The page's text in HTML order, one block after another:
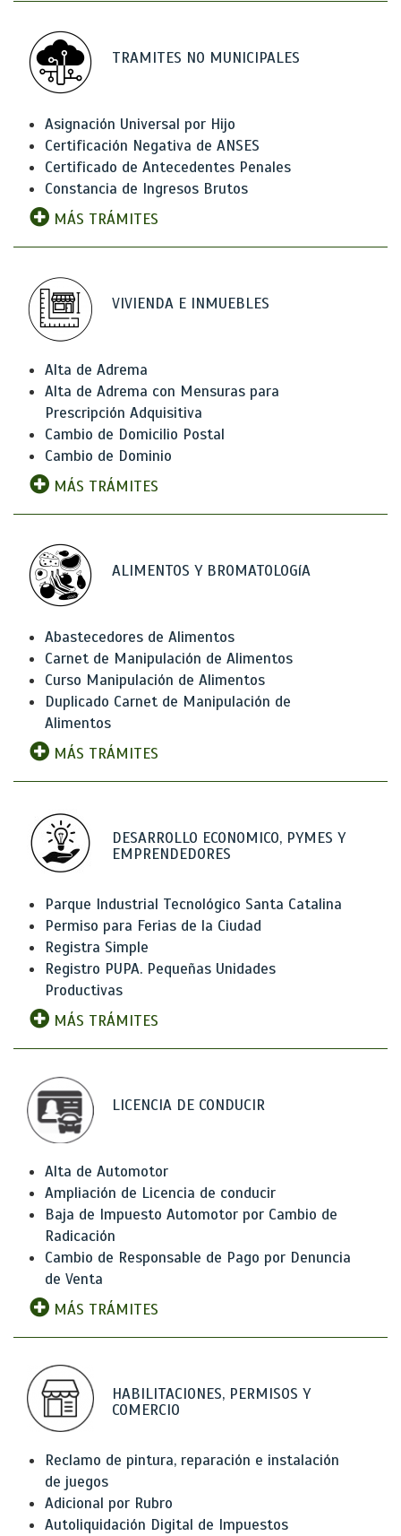
TRAMITES NO MUNICIPALES
Asignación Universal por Hijo
Certificación Negativa de ANSES
Certificado de Antecedentes Penales
Constancia de Ingresos Brutos
MÁS TRÁMITES
VIVIENDA E INMUEBLES
Alta de Adrema
Alta de Adrema con Mensuras para
Prescripción Adquisitiva
Cambio de Domicilio Postal
Cambio de Dominio
MÁS TRÁMITES
ALIMENTOS Y BROMATOLOGíA
Abastecedores de Alimentos
Carnet de Manipulación de Alimentos
Curso Manipulación de Alimentos
Duplicado Carnet de Manipulación de
Alimentos
MÁS TRÁMITES
DESARROLLO ECONOMICO, PYMES Y
EMPRENDEDORES
Parque Industrial Tecnológico Santa Catalina
Permiso para Ferias de la Ciudad
Registra Simple
Registro PUPA. Pequeñas Unidades
Productivas
MÁS TRÁMITES
LICENCIA DE CONDUCIR
Alta de Automotor
Ampliación de Licencia de conducir
Baja de Impuesto Automotor por Cambio de
Radicación
Cambio de Responsable de Pago por Denuncia
de Venta
MÁS TRÁMITES
HABILITACIONES, PERMISOS Y
COMERCIO
Reclamo de pintura, reparación e instalación
de juegos
Adicional por Rubro
Autoliquidación Digital de Impuestos